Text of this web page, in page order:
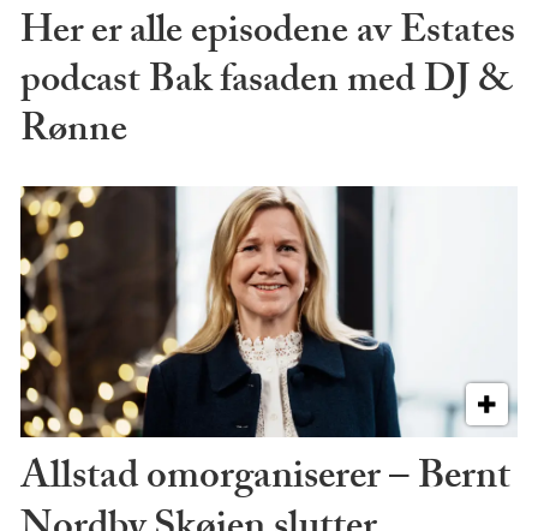
Her er alle episodene av Estates
podcast Bak fasaden med DJ &
Rønne
Allstad omorganiserer – Bernt